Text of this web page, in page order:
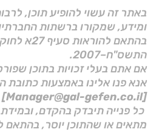
באתר זה עשוי להופיע תוכן,
ומידע, שמקורו ברשתות
בהתאם
התשס"ח–2007.
אם אתם בעלי זכויות בתוכן
אנא פנו אלינו באמצעות כתובת
[Manager@gal-gefen.co.il]
כל פנייה תיבדק בהקדם, ובמידת
מתאים או שהתוכן יוסר, בהתאם